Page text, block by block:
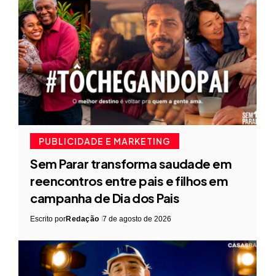
PUBLICIDADE E MARKETING
Sem Parar transforma saudade em
reencontros entre pais e filhos em
campanha de Dia dos Pais
Escrito porRedação 7 de agosto de 2026